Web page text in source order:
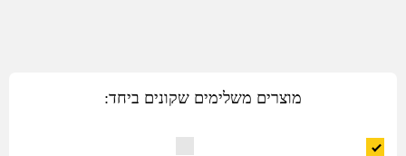
מוצרים משלימים שקונים ביחד: